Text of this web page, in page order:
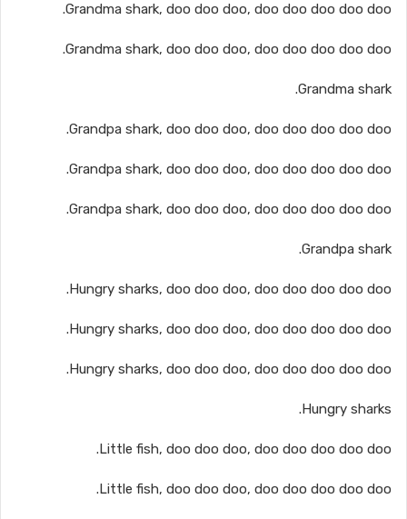
Grandma shark, doo doo doo, doo doo doo doo doo.
Grandma shark, doo doo doo, doo doo doo doo doo.
Grandma shark.
Grandpa shark, doo doo doo, doo doo doo doo doo.
Grandpa shark, doo doo doo, doo doo doo doo doo.
Grandpa shark, doo doo doo, doo doo doo doo doo.
Grandpa shark.
Hungry sharks, doo doo doo, doo doo doo doo doo.
Hungry sharks, doo doo doo, doo doo doo doo doo.
Hungry sharks, doo doo doo, doo doo doo doo doo.
Hungry sharks.
Little fish, doo doo doo, doo doo doo doo doo.
Little fish, doo doo doo, doo doo doo doo doo.